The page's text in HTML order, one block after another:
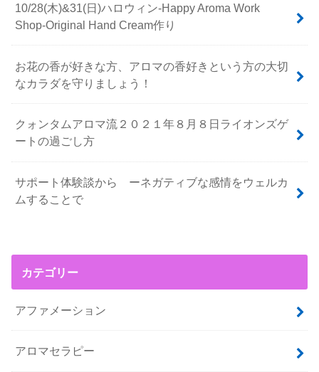
10/28(木)&31(日)ハロウィン-Happy Aroma Work
Shop-Original Hand Cream作り
お花の香が好きな方、アロマの香好きという方の大切
なカラダを守りましょう！
クォンタムアロマ流２０２１年８月８日ライオンズゲ
ートの過ごし方
サポート体験談から ーネガティブな感情をウェルカ
ムすることで
カテゴリー
アファメーション
アロマセラピー